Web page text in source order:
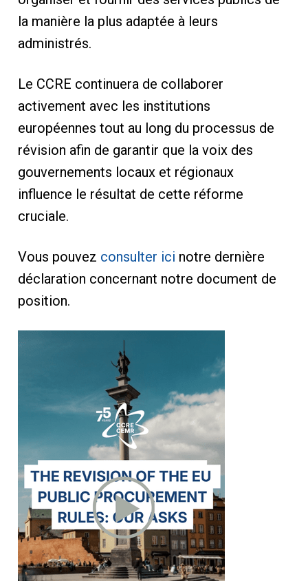
la manière la plus adaptée à leurs
administrés.
Le CCRE continuera de collaborer
activement avec les institutions
européennes tout au long du processus de
révision afin de garantir que la voix des
gouvernements locaux et régionaux
influence le résultat de cette réforme
cruciale.
Vous pouvez consulter ici notre dernière
déclaration concernant notre document de
position.